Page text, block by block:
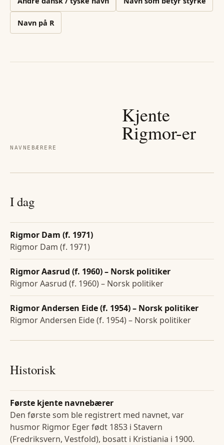
Navn på R
NAVNEBÆRERE
Kjente
Rigmor-er
I dag
Rigmor Dam (f. 1971)
Rigmor Dam (f. 1971)
Rigmor Aasrud (f. 1960) – Norsk politiker
Rigmor Aasrud (f. 1960) – Norsk politiker
Rigmor Andersen Eide (f. 1954) – Norsk politiker
Rigmor Andersen Eide (f. 1954) – Norsk politiker
Historisk
Første kjente navnebærer
Den første som ble registrert med navnet, var
husmor Rigmor Eger født 1853 i Stavern
(Fredriksvern, Vestfold), bosatt i Kristiania i 1900.